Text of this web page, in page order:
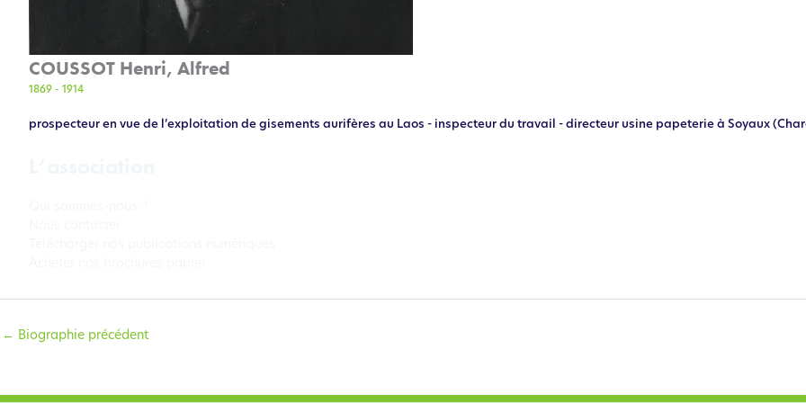
COUSSOT Henri, Alfred
1869 - 1914
prospecteur en vue de l’exploitation de gisements aurifères au Laos - inspecteur du travail - directeur usine papeterie à Soyaux
← Biographie précédent